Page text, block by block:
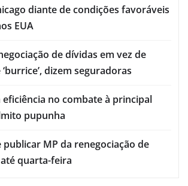
diante de condições favoráveis
EUA
de dívidas em vez de
dizem seguradoras
no combate à principal
pupunha
MP da renegociação de
quarta-feira